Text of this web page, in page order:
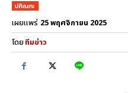
ปกิณกะ
เผยแพร่ 25 พฤศจิกายน 2025
โดยทีมข่าว